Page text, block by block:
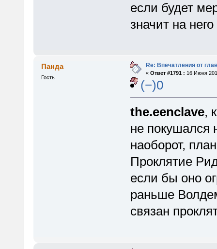
если будет
значит на
Панда
Гость
Re: Впечатления от
« Ответ #1791 : 16 Июня
(−)0
the.eenclave,
не покушался
наоборот,
Проклятие
если бы оно
раньше
связан